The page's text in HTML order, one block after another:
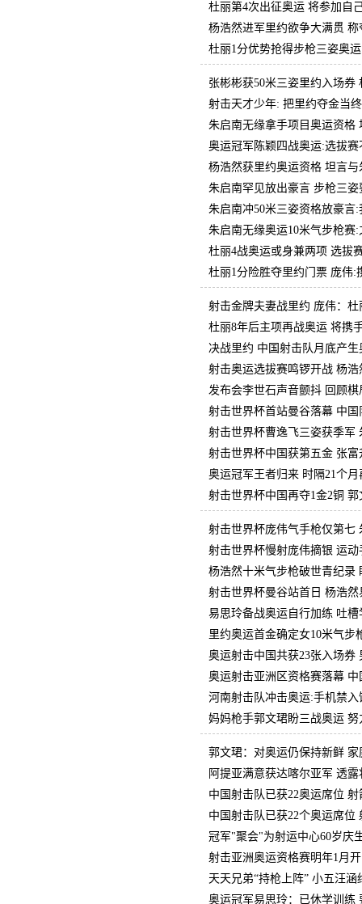
杜丽第4次出征奥运 将参加自
杨浩然进军里约欲争大满贯
杜丽1分优势抢得步枪三姿奥
张彬彬获50米三姿里约入场券
射击天才少年: 把里约夺金当
朱启南无缘拿手项目奥运资格
奥运冠军陈颖四战奥运:选拔
杨浩然获里约奥运资格 坦言
朱启南罕见放出豪言 步枪三
朱启南冲50米三姿资格放豪言
朱启南无缘奥运10米气步枪赛
杜丽4战奥运或身兼两项 选拔
杜丽1分险胜夺里约门票 庞伟:
射击金牌夫妻战里约 庞伟：
杜丽8年后主项再战奥运 将携
决战里约 中国射击队月底产
射击奥运选拔赛鸣锣开战 杨
发布会李世石声音颤抖 回顾
射击世界杯首站曼谷落幕 中国
射击世界杯曹逸飞三姿获季军
射击世界杯中国获第五金 张
奥运冠军王者归来 时隔21个
射击世界杯中国再夺1金2铜
射击世界杯庞伟气手枪仅第七
射击世界杯慢射庞伟摘银 运
杨浩然十米气步枪破世青纪录
射击世界杯曼谷站首日 杨浩
易思玲备战奥运自行加练 吐
里约奥运首金确定女10米气步
奥运射击中国共获23张入场券
奥运射击亚洲区资格赛落幕 中
河南射击队冲击奥运:手机禁入
妈妈枪手郭文珺盼三战奥运
郭文珺：对奥运仍保持新鲜
阿提亚满意获达喀尔亚军 透
中国射击队已获22奥运席位
中国射击队已获22个奥运席位
冠军"聚会"为射运中心60岁庆
射击亚洲奥运资格赛明年1月
天天兄弟“持枪上阵” 小五汪涵
奥运冠军易思玲：已休学训练